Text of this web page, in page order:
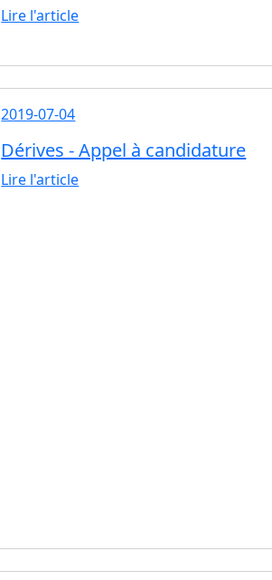
Lire l'article
2019-07-04
Dérives - Appel à candidature
Lire l'article